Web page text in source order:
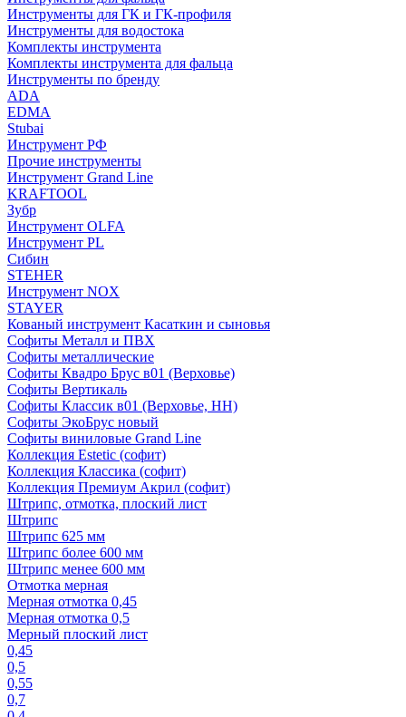
Инструменты для ГК и ГК-профиля
Инструменты для водостока
Комплекты инструмента
Комплекты инструмента для фальца
Инструменты по бренду
ADA
EDMA
Stubai
Инструмент РФ
Прочие инструменты
Инструмент Grand Line
KRAFTOOL
Зубр
Инструмент OLFA
Инструмент PL
Сибин
STEHER
Инструмент NOX
STAYER
Кованый инструмент Касаткин и сыновья
Софиты Металл и ПВХ
Софиты металлические
Софиты Квадро Брус в01 (Верховье)
Софиты Вертикаль
Софиты Классик в01 (Верховье, НН)
Софиты ЭкоБрус новый
Софиты виниловые Grand Line
Коллекция Estetic (софит)
Коллекция Классика (софит)
Коллекция Премиум Акрил (софит)
Штрипс, отмотка, плоский лист
Штрипс
Штрипс 625 мм
Штрипс более 600 мм
Штрипс менее 600 мм
Отмотка мерная
Мерная отмотка 0,45
Мерная отмотка 0,5
Мерный плоский лист
0,45
0,5
0,55
0,7